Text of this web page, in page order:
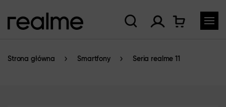
Strona główna Smartfony Seria realme 11